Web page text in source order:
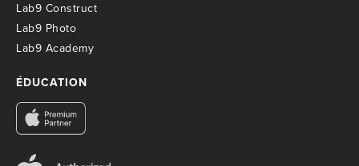
Lab9 Construct
Lab9 Photo
Lab9 Academy
ÉDUCATION